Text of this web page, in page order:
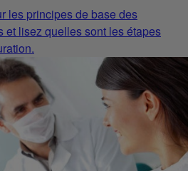
les principes de base des
et lisez quelles sont les étapes